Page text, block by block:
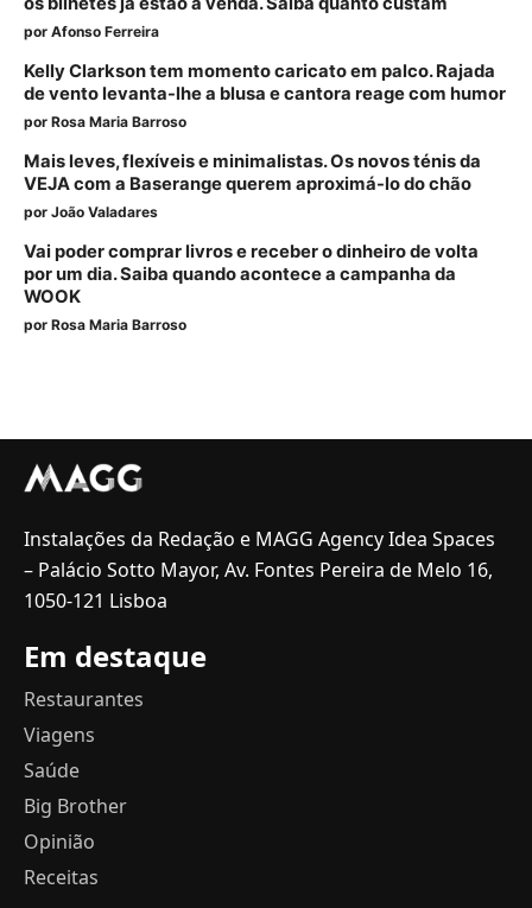
por Afonso Ferreira
Kelly Clarkson tem momento caricato em palco. Rajada
de vento levanta-lhe a blusa e cantora reage com humor
por Rosa Maria Barroso
Mais leves, flexíveis e minimalistas. Os novos ténis da
VEJA com a Baserange querem aproximá-lo do chão
por João Valadares
Vai poder comprar livros e receber o dinheiro de volta
por um dia. Saiba quando acontece a campanha da
WOOK
por Rosa Maria Barroso
Instalações da Redação e MAGG Agency Idea Spaces
– Palácio Sotto Mayor, Av. Fontes Pereira de Melo 16,
1050-121 Lisboa
Em destaque
Restaurantes
Viagens
Saúde
Big Brother
Opinião
Receitas